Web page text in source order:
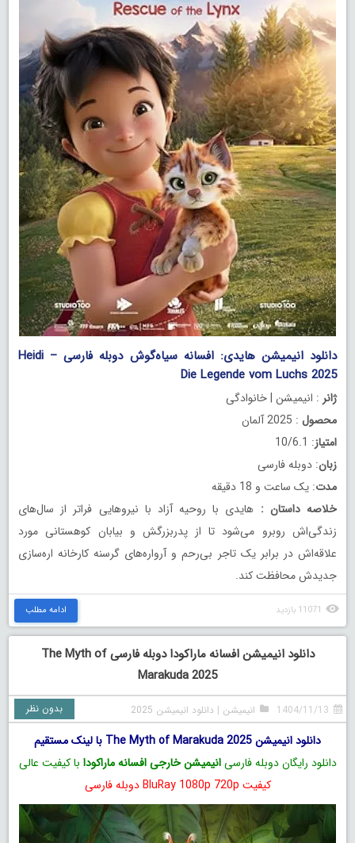
دانلود انیمیشن هایدی: افسانه سیاه‌گوش دوبله فارسی Heidi –
Die Legende vom Luchs 2025
ژانر : انیمیشن | خانوادگی
محصول : 2025 آلمان
امتیاز: 10/6.1
زبان: دوبله فارسی
مدت: یک ساعت و 18 دقیقه
خلاصه داستان : هایدی با روحیه آزاد با نیروهایی فراتر از سال‌های
زندگی‌اش روبرو می‌شود تا از پدربزرگش و بیابان کوهستانی مورد
علاقه‌اش در برابر یک تاجر بی‌رحم و آرواره‌های گرسنه کارخانه اره‌سازی
جدیدش محافظت کند.
11071 بازدید ادامه مطلب
دانلود انیمیشن افسانه ماراکودا دوبله فارسی The Myth of
Marakuda 2025
1404/11/13 انیمیشن | دانلود انیمیشن 2025 بدون نظر
دانلود انیمیشن The Myth of Marakuda 2025 با لینک مستقیم
دانلود رایگان دوبله فارسیانیمیشن خارجی افسانه ماراکودا با کیفیت عالی
کیفیت BluRay 1080p 720p دوبله فارسی